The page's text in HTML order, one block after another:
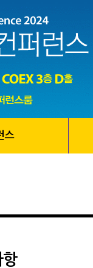
스
항